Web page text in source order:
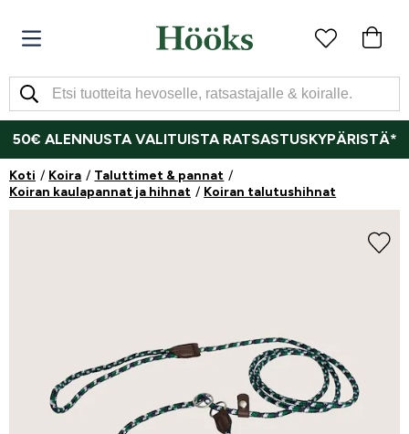
50€ ALENNUSTA VALITUISTA RATSASTUSKYPÄRISTÄ*
Koti Koira
Taluttimet & pannat
Koiran kaulapannat ja hihnat
Koiran talutushihnat